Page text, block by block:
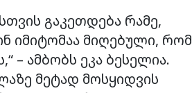
გაკეთდება რამე,
იმიტომაა მიღებული, რომ
– ამბობს ეკა ბესელია.
მეტად მოსყიდვის